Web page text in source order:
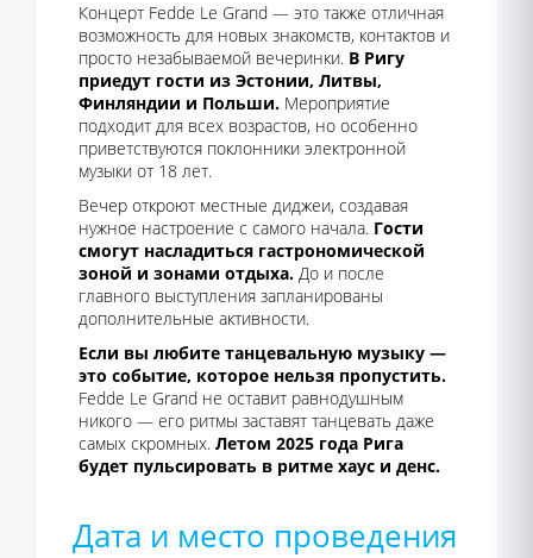
Концерт Fedde Le Grand — это также отличная
возможность для новых знакомств, контактов и
просто незабываемой вечеринки. В Ригу
приедут гости из Эстонии, Литвы,
Финляндии и Польши. Мероприятие
подходит для всех возрастов, но особенно
приветствуются поклонники электронной
музыки от 18 лет.
Вечер откроют местные диджеи, создавая
нужное настроение с самого начала. Гости
смогут насладиться гастрономической
зоной и зонами отдыха. До и после
главного выступления запланированы
дополнительные активности.
Если вы любите танцевальную музыку —
это событие, которое нельзя пропустить.
Fedde Le Grand не оставит равнодушным
никого — его ритмы заставят танцевать даже
самых скромных. Летом 2025 года Рига
будет пульсировать в ритме хаус и денс.
Дата и место проведения